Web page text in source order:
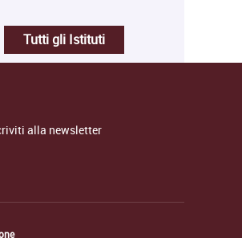
Tutti gli Istituti
alla newsletter